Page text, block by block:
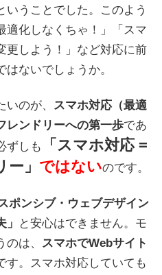
いうことでした。このよう
適化しなくちゃ！」「スマ
更しよう！」など対応に前
ないでしょうか。
のが、 スマホ対応（最適
レンドリーへの第一歩であ
ずしも
「スマホ対応 =
」 ではないのです。
ポンシブ・ウェブデザイン
と安心はできません。モ
は、 スマホでWebサイト
す。スマホ対応していても